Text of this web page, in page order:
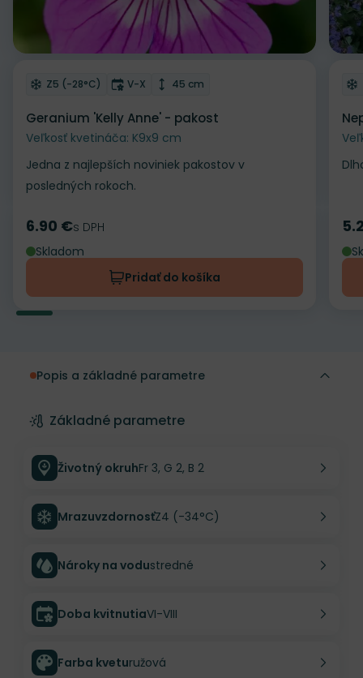
Odober do zoznamu želaní
Mrazuvzdornosť
Z5 (-28°C) Doba kvitnutia
V-X Výška rastliny
45 cm
Geranium 'Kelly Anne' - pakost
Veľkosť kvetináča: K9x9 cm
Jedna z najlepších noviniek pakostov v
posledných rokoch.
Cena
6.90 €s DPH
Skladom
Pridať do košíka
Popis a základné parametre
Základné parametre
Životný okruhFr 3, G 2, B 2
MrazuvzdornosťZ4 (-34°C)
Nároky na vodustredné
Doba kvitnutiaVI-VIII
Farba kveturužová